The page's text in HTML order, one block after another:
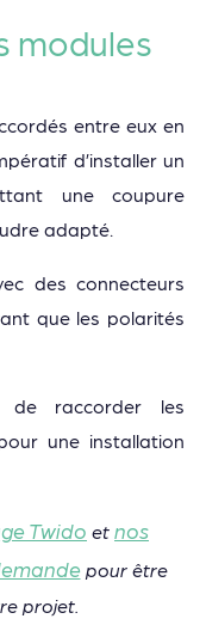
modules
entre eux en
d’installer un
une coupure
adapté.
des connecteurs
que les polarités
de raccorder les
une installation
Twido et nos
pour être
projet.